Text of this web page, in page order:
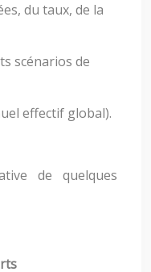
du taux, de la
scénarios de
effectif global).
de quelques